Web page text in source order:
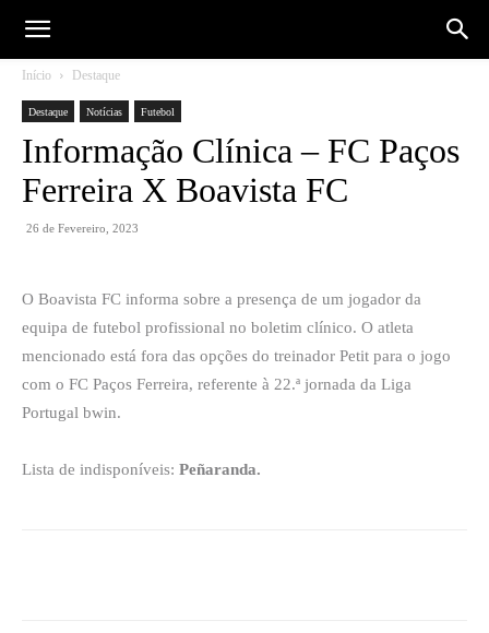
Início Destaque
Destaque Notícias Futebol
Informação Clínica – FC Paços
Ferreira X Boavista FC
26 de Fevereiro, 2023
O Boavista FC informa sobre a presença de um jogador da
equipa de futebol profissional no boletim clínico. O atleta
mencionado está fora das opções do treinador Petit para o jogo
com o FC Paços Ferreira, referente à 22.ª jornada da Liga
Portugal bwin.
Lista de indisponíveis: Peñaranda.